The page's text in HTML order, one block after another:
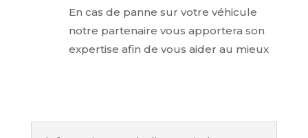
En cas de panne sur votre véhicule
notre partenaire vous apportera son
expertise afin de vous aider au mieux